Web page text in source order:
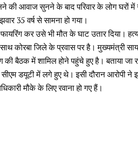
की आवाज सुनने के बाद परिवार के लोग घरों
35 वर्ष से सामना हो गया।
कर उसे भी मौत के घाट उतार दिया।
कोरबा जिले के प्रवास पर है। मुख्यमंत्री
की बैठक में शामिल होने पहुंचे हुए है। बताया जा
सीएम डयूटी में लगे हुए थे। इसी दौरान आरोपी
मौके के लिए रवाना हो गए हैं।